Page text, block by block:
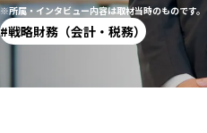
※所属・インタビュー内容は取材当時のものです。
戦略財務（会計・税務）